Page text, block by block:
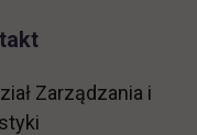
Zarządzania i